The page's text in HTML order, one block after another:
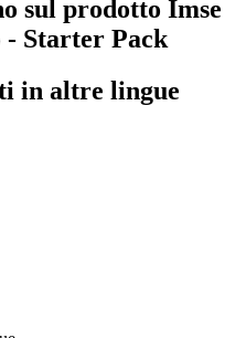
sul prodotto Imse
- Starter Pack
in altre lingue